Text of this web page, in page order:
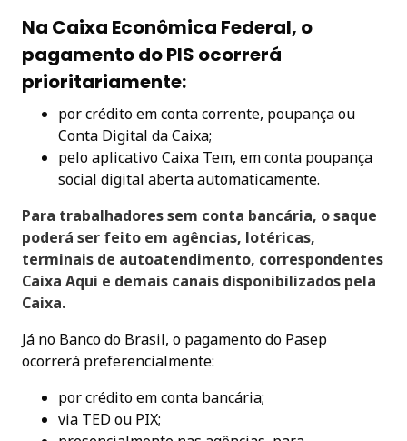
Na Caixa Econômica Federal, o
pagamento do PIS ocorrerá
prioritariamente:
por crédito em conta corrente, poupança ou
Conta Digital da Caixa;
pelo aplicativo Caixa Tem, em conta poupança
social digital aberta automaticamente.
Para trabalhadores sem conta bancária, o saque
poderá ser feito em agências, lotéricas,
terminais de autoatendimento, correspondentes
Caixa Aqui e demais canais disponibilizados pela
Caixa.
Já no Banco do Brasil, o pagamento do Pasep
ocorrerá preferencialmente:
por crédito em conta bancária;
via TED ou PIX;